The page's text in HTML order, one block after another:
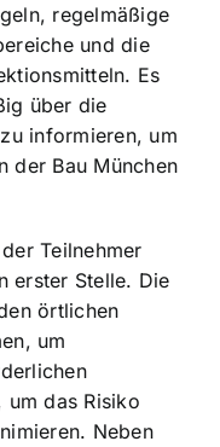
regelmäßige
und die
Es
über die
informieren, um
der Bau München
Teilnehmer
erster Stelle. Die
örtlichen
um
um das Risiko
Neben